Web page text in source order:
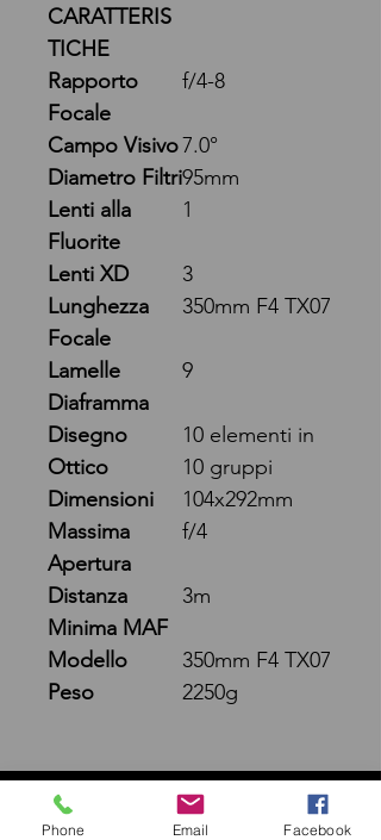
CARATTERIS
TICHE
Rapporto
Focale
f/4-8
Campo Visivo7.0°
Diametro Filtri95mm
Lenti alla
Fluorite
1
Lenti XD
3
Lunghezza
Focale
350mm F4 TX07
Lamelle
Diaframma
9
Disegno
Ottico
10 elementi in
10 gruppi
Dimensioni
104x292mm
Massima
Apertura
f/4
Distanza
Minima MAF
3m
Modello
350mm F4 TX07
Peso
2250g
IL DIAFRAMMA
Phone Email Facebook